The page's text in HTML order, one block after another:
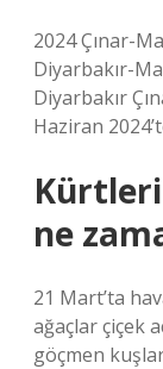
2024 Çınar-
Diyarbakır-
Diyarbakır
Haziran
ne
21 Mart’ta
ağaçlar çiçek
göçmen